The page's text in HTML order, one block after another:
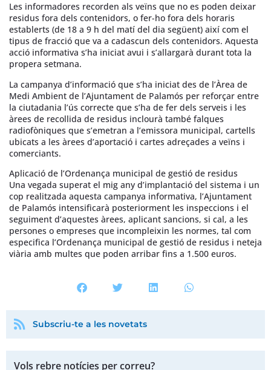
Les informadores recorden als veïns que no es poden deixar
residus fora dels contenidors, o fer-ho fora dels horaris
establerts (de 18 a 9 h del matí del dia següent) així com el
tipus de fracció que va a cadascun dels contenidors. Aquesta
acció informativa s’ha iniciat avui i s’allargarà durant tota la
propera setmana.
La campanya d’informació que s’ha iniciat des de l’Àrea de
Medi Ambient de l’Ajuntament de Palamós per reforçar entre
la ciutadania l’ús correcte que s’ha de fer dels serveis i les
àrees de recollida de residus inclourà també falques
radiofòniques que s’emetran a l’emissora municipal, cartells
ubicats a les àrees d’aportació i cartes adreçades a veïns i
comerciants.
Aplicació de l’Ordenança municipal de gestió de residus
Una vegada superat el mig any d’implantació del sistema i un
cop realitzada aquesta campanya informativa, l’Ajuntament
de Palamós intensificarà posteriorment les inspeccions i el
seguiment d’aquestes àrees, aplicant sancions, si cal, a les
persones o empreses que incompleixin les normes, tal com
especifica l’Ordenança municipal de gestió de residus i neteja
viària amb multes que poden arribar fins a 1.500 euros.
Subscriu-te a les novetats
Vols rebre notícies per correu?